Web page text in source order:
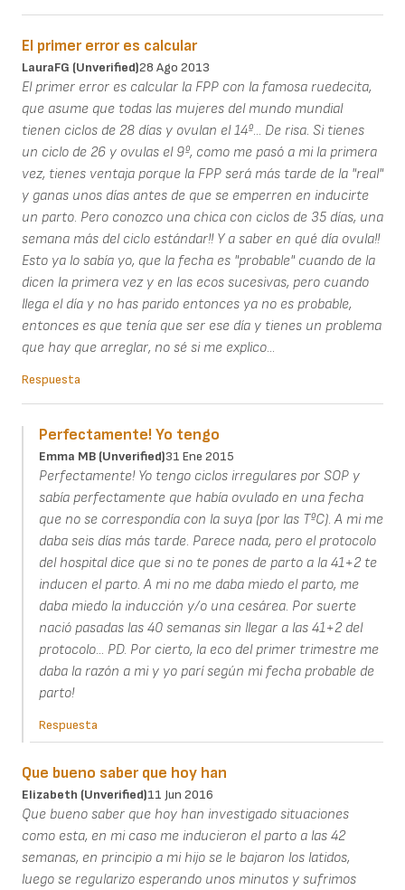
El primer error es calcular
LauraFG (unverified)28 Ago 2013
El primer error es calcular la FPP con la famosa ruedecita,
que asume que todas las mujeres del mundo mundial
tienen ciclos de 28 días y ovulan el 14º... De risa. Si tienes
un ciclo de 26 y ovulas el 9º, como me pasó a mi la primera
vez, tienes ventaja porque la FPP será más tarde de la "real"
y ganas unos días antes de que se emperren en inducirte
un parto. Pero conozco una chica con ciclos de 35 días, una
semana más del ciclo estándar!! Y a saber en qué día ovula!!
Esto ya lo sabía yo, que la fecha es "probable" cuando de la
dicen la primera vez y en las ecos sucesivas, pero cuando
llega el día y no has parido entonces ya no es probable,
entonces es que tenía que ser ese día y tienes un problema
que hay que arreglar, no sé si me explico...
Respuesta
Perfectamente! Yo tengo
Emma MB (unverified)31 Ene 2015
Perfectamente! Yo tengo ciclos irregulares por SOP y
sabía perfectamente que había ovulado en una fecha
que no se correspondía con la suya (por las TºC). A mi me
daba seis días más tarde. Parece nada, pero el protocolo
del hospital dice que si no te pones de parto a la 41+2 te
inducen el parto. A mi no me daba miedo el parto, me
daba miedo la inducción y/o una cesárea. Por suerte
nació pasadas las 40 semanas sin llegar a las 41+2 del
protocolo... PD. Por cierto, la eco del primer trimestre me
daba la razón a mi y yo parí según mi fecha probable de
parto!
Respuesta
Que bueno saber que hoy han
Elizabeth (unverified)11 Jun 2016
Que bueno saber que hoy han investigado situaciones
como esta, en mi caso me inducieron el parto a las 42
semanas, en principio a mi hijo se le bajaron los latidos,
luego se regularizo esperando unos minutos y sufrimos